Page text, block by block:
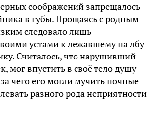
соображений запрещалось
в губы. Прощаясь с родным
следовало лишь
устами к лежавшему на лбу
Считалось, что нарушивший
мог впустить в своё тело душу
чего его могли мучить ночные
разного рода неприятности